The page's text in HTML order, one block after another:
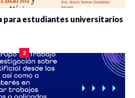
para estudiantes universitarios
2